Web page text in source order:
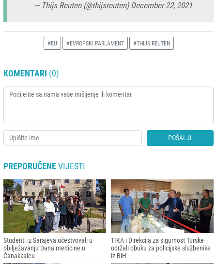
— Thijs Reuten (@thijsreuten) December 22, 2021
#EU #EVROPSKI PARLAMENT #THIJS REUTEN
KOMENTARI (0)
POŠALJI
PREPORUČENEVIJESTI
Studenti iz Sarajeva učestvovali u
obilježavanju Dana medicine u
Čanakkaleu
TIKA i Direkcija za sigurnost Turske
održali obuku za policijske službenike
iz BiH